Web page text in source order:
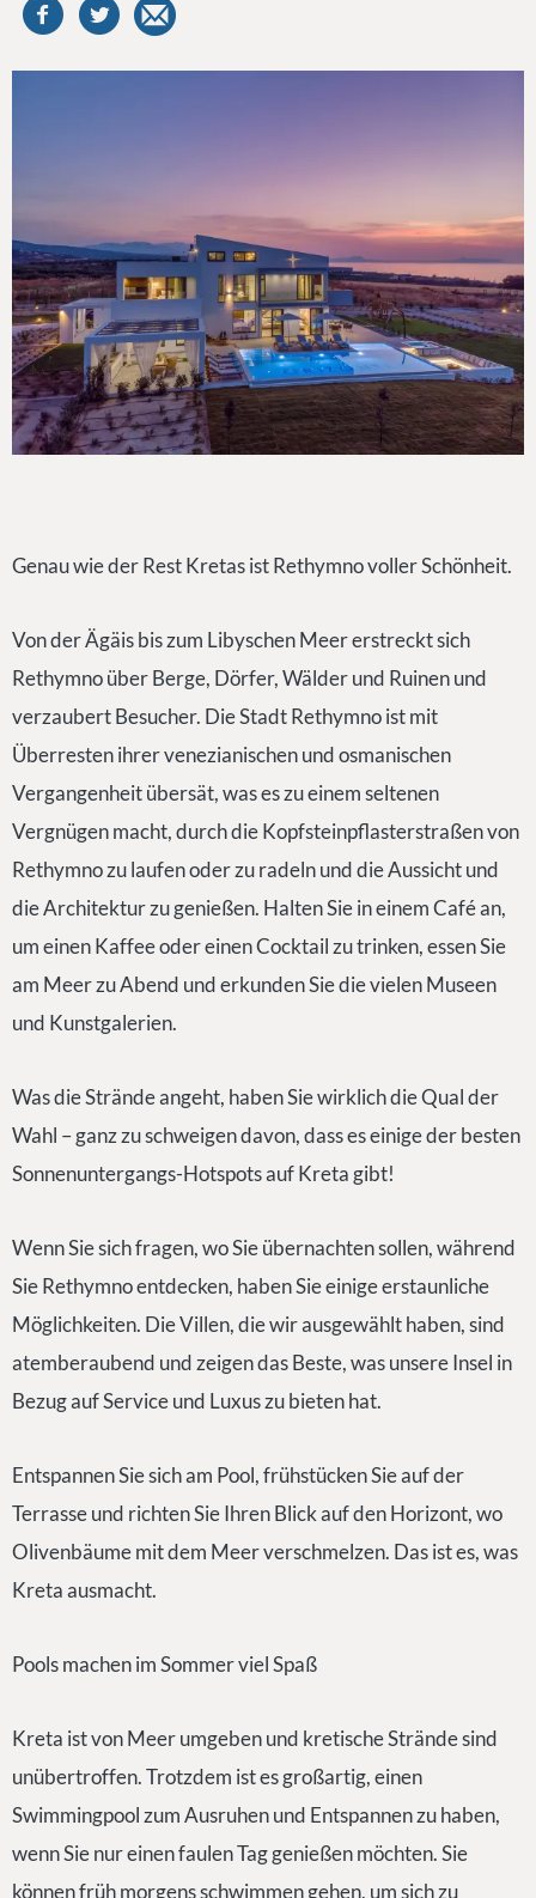
Genau wie der Rest Kretas ist Rethymno voller Schönheit.
Von der Ägäis bis zum Libyschen Meer erstreckt sich
Rethymno über Berge, Dörfer, Wälder und Ruinen und
verzaubert Besucher. Die Stadt Rethymno ist mit
Überresten ihrer venezianischen und osmanischen
Vergangenheit übersät, was es zu einem seltenen
Vergnügen macht, durch die Kopfsteinpflasterstraßen von
Rethymno zu laufen oder zu radeln und die Aussicht und
die Architektur zu genießen. Halten Sie in einem Café an,
um einen Kaffee oder einen Cocktail zu trinken, essen Sie
am Meer zu Abend und erkunden Sie die vielen Museen
und Kunstgalerien.
Was die Strände angeht, haben Sie wirklich die Qual der
Wahl – ganz zu schweigen davon, dass es einige der besten
Sonnenuntergangs-Hotspots auf Kreta gibt!
Wenn Sie sich fragen, wo Sie übernachten sollen, während
Sie Rethymno entdecken, haben Sie einige erstaunliche
Möglichkeiten. Die Villen, die wir ausgewählt haben, sind
atemberaubend und zeigen das Beste, was unsere Insel in
Bezug auf Service und Luxus zu bieten hat.
Entspannen Sie sich am Pool, frühstücken Sie auf der
Terrasse und richten Sie Ihren Blick auf den Horizont, wo
Olivenbäume mit dem Meer verschmelzen. Das ist es, was
Kreta ausmacht.
Pools machen im Sommer viel Spaß
Kreta ist von Meer umgeben und kretische Strände sind
unübertroffen. Trotzdem ist es großartig, einen
Swimmingpool zum Ausruhen und Entspannen zu haben,
wenn Sie nur einen faulen Tag genießen möchten. Sie
können früh morgens schwimmen gehen, um sich zu